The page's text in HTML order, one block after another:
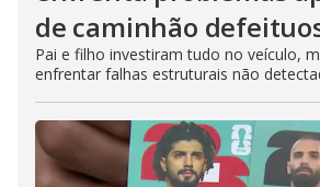
de caminhão
Pai e filho investiram tudo no veículo,
enfrentar falhas estruturais não